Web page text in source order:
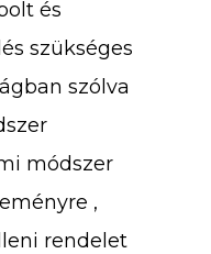
és
szükséges
szólva
módszer
,
rendelet